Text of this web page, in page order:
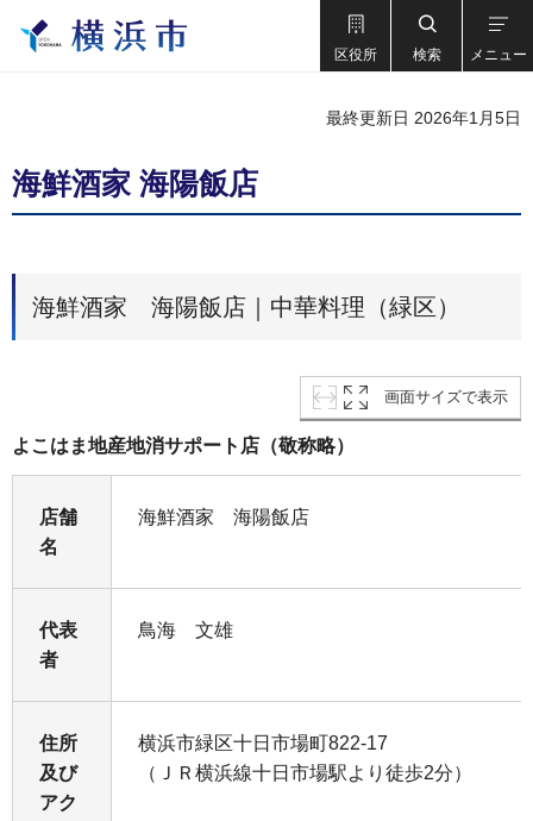
区役所 検索 メニュー
最終更新日 2026年1月5日
海鮮酒家 海陽飯店
海鮮酒家 海陽飯店｜中華料理（緑区）
画面サイズで表示
よこはま地産地消サポート店（敬称略）
店舗
名
海鮮酒家 海陽飯店
代表
者
鳥海 文雄
住所
及び
アク
横浜市緑区十日市場町822-17
（ＪＲ横浜線十日市場駅より徒歩2分）